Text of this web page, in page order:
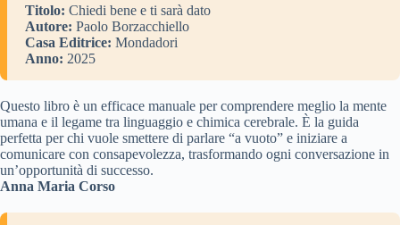
Titolo: Chiedi bene e ti sarà dato
Autore: Paolo Borzacchiello
Casa Editrice: Mondadori
Anno: 2025
Questo libro è un efficace manuale per comprendere meglio la mente
umana e il legame tra linguaggio e chimica cerebrale. È la guida
perfetta per chi vuole smettere di parlare “a vuoto” e iniziare a
comunicare con consapevolezza, trasformando ogni conversazione in
un’opportunità di successo.
Anna Maria Corso